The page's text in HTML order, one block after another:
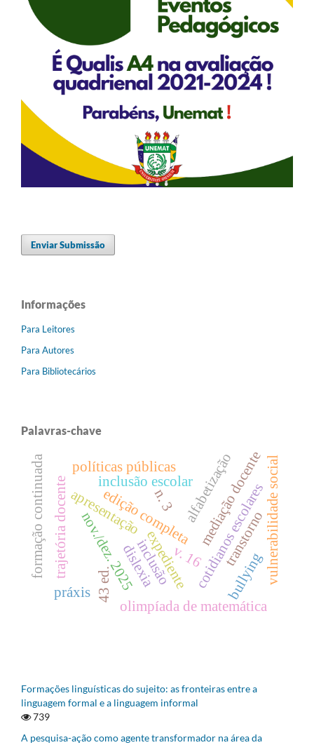
Enviar Submissão
Informações
Para Leitores
Para Autores
Para Bibliotecários
Palavras-chave
edição completa
v. 16
n. 3
nov./dez. 2025
43 ed. expediente
apresentação cotidianos escolares
trajetória docente
olimpíada de matemática
formação continuada mediação docente
inclusão escolar
inclusão
alfabetização
políticas públicas vulnerabilidade social
práxis
dislexia transtorno
bullying
Formações linguísticas do sujeito: as fronteiras entre a
linguagem formal e a linguagem informal
739
A pesquisa-ação como agente transformador na área da